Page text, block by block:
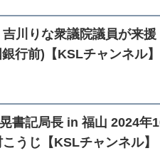
川りな衆議院議員が来
行前)【KSLチャンネル】
書記局長 in 福山 2024年
うじ【KSLチャンネル】